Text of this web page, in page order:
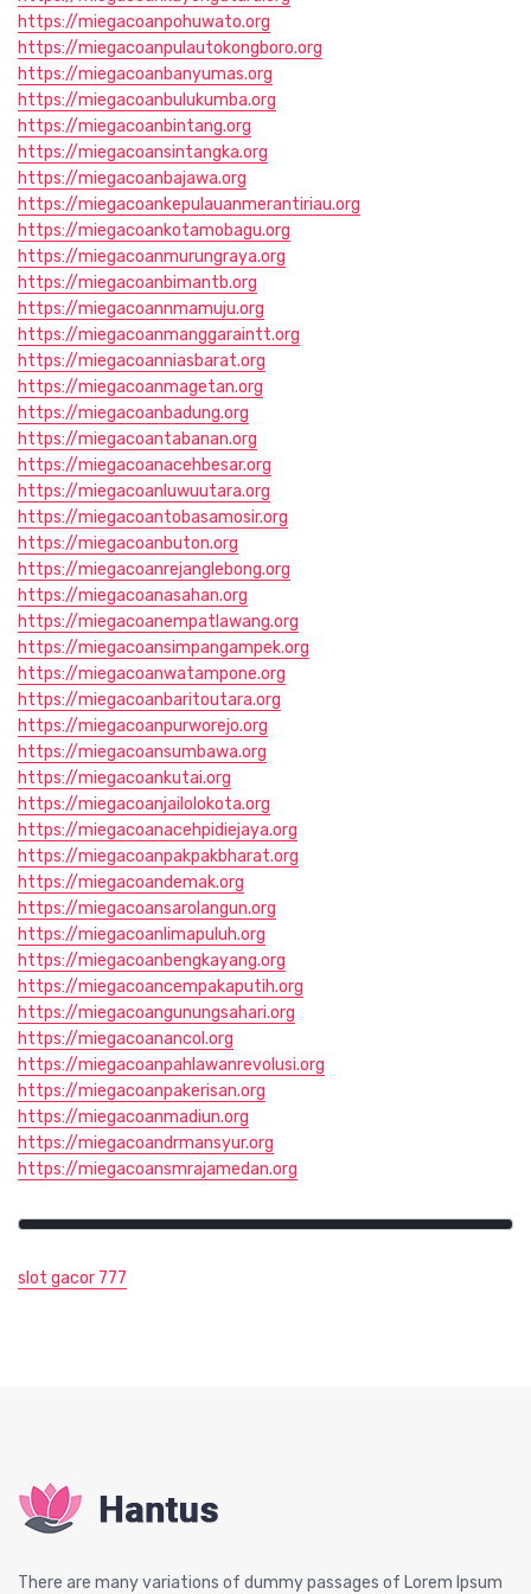
https://miegacoanpohuwato.org
https://miegacoanpulautokongboro.org
https://miegacoanbanyumas.org
https://miegacoanbulukumba.org
https://miegacoanbintang.org
https://miegacoansintangka.org
https://miegacoanbajawa.org
https://miegacoankepulauanmerantiriau.org
https://miegacoankotamobagu.org
https://miegacoanmurungraya.org
https://miegacoanbimantb.org
https://miegacoannmamuju.org
https://miegacoanmanggaraintt.org
https://miegacoanniasbarat.org
https://miegacoanmagetan.org
https://miegacoanbadung.org
https://miegacoantabanan.org
https://miegacoanacehbesar.org
https://miegacoanluwuutara.org
https://miegacoantobasamosir.org
https://miegacoanbuton.org
https://miegacoanrejanglebong.org
https://miegacoanasahan.org
https://miegacoanempatlawang.org
https://miegacoansimpangampek.org
https://miegacoanwatampone.org
https://miegacoanbaritoutara.org
https://miegacoanpurworejo.org
https://miegacoansumbawa.org
https://miegacoankutai.org
https://miegacoanjailolokota.org
https://miegacoanacehpidiejaya.org
https://miegacoanpakpakbharat.org
https://miegacoandemak.org
https://miegacoansarolangun.org
https://miegacoanlimapuluh.org
https://miegacoanbengkayang.org
https://miegacoancempakaputih.org
https://miegacoangunungsahari.org
https://miegacoanancol.org
https://miegacoanpahlawanrevolusi.org
https://miegacoanpakerisan.org
https://miegacoanmadiun.org
https://miegacoandrmansyur.org
https://miegacoansmrajamedan.org
slot gacor 777
There are many variations of dummy passages of Lorem Ipsum